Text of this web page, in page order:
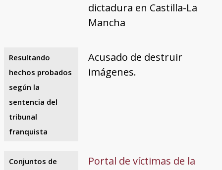
dictadura en Castilla-La
Mancha
Resultando
hechos probados
según la
sentencia del
tribunal
franquista
Acusado de destruir
imágenes.
Conjuntos de
Portal de víctimas de la